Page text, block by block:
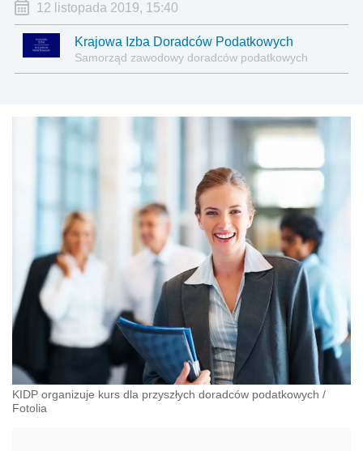
12 listopada 2019, 15:40
Krajowa Izba Doradców Podatkowych
Samorząd zawodowy doradców podatkowych
KIDP organizuje kurs dla przyszłych doradców podatkowych /
Fotolia